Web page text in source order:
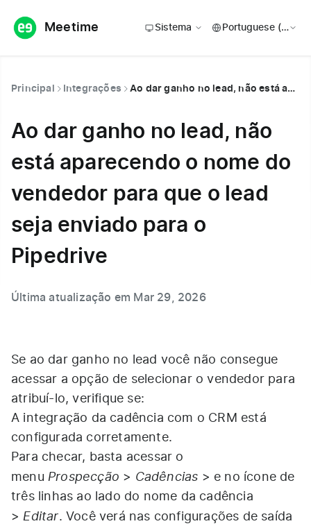
Meetime Sistema
Principal Integrações Ao dar ganho no lead, não está aparecendo o nome do vendedor para que o lead seja enviado para o Pipedrive
Ao dar ganho no lead, não
está aparecendo o nome do
vendedor para que o lead
seja enviado para o
Pipedrive
Última atualização em Mar 29, 2026
Se ao dar ganho no lead você não consegue
acessar a opção de selecionar o vendedor para
atribuí-lo, verifique se:
A integração da cadência com o CRM está
configurada corretamente.
Para checar, basta acessar o
menuProspecção > Cadências > e no ícone de
três linhas ao lado do nome da cadência
>Editar. Você verá nas configurações de saída